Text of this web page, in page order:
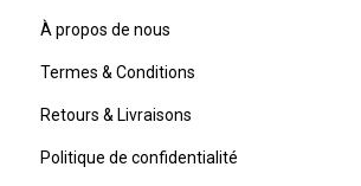
À propos de nous
Termes & Conditions
Retours & Livraisons
Politique de confidentialité